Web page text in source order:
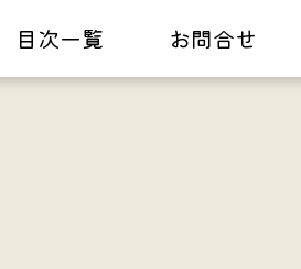
目次一覧 お問合せ